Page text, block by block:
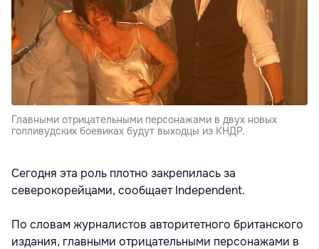
Главными отрицательными персонажами в двух новых
голливудских боевиках будут выходцы из КНДР.
Сегодня эта роль плотно закрепилась за
северокорейцами, сообщает Independent.
По словам журналистов авторитетного британского
издания, главными отрицательными персонажами в